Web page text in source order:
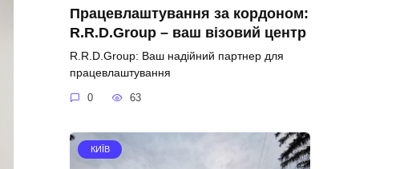
Працевлаштування за кордоном:
R.R.D.Group – ваш візовий центр
R.R.D.Group: Ваш надійний партнер для
працевлаштування
0 63
КИЇВ